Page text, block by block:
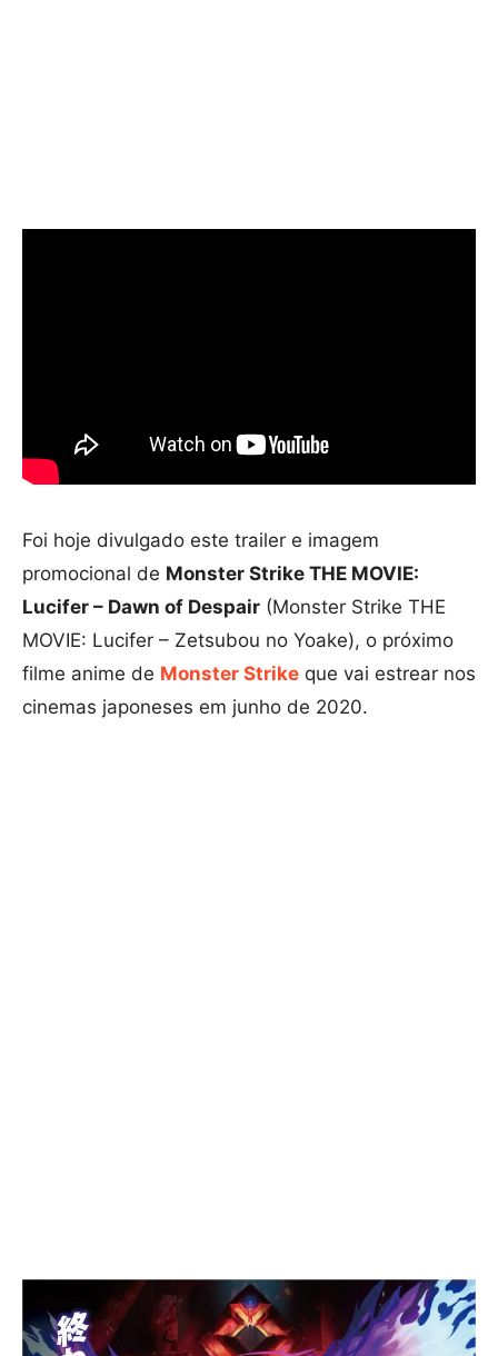
Foi hoje divulgado este trailer e imagem
promocional de Monster Strike THE MOVIE:
Lucifer – Dawn of Despair (Monster Strike THE
MOVIE: Lucifer – Zetsubou no Yoake), o próximo
filme anime de Monster Strike que vai estrear nos
cinemas japoneses em junho de 2020.